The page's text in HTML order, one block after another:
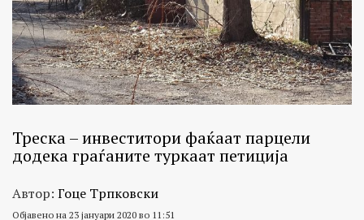
Треска – инвеститори фаќаат парцели
додека граѓаните туркаат петиција
Автор: Гоце Трпковски
Објавено на 23 јануари 2020 во 11:51